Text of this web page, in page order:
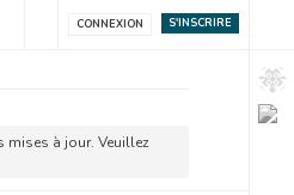
S'INSCRIRE
CONNEXION
mises à jour. Veuillez